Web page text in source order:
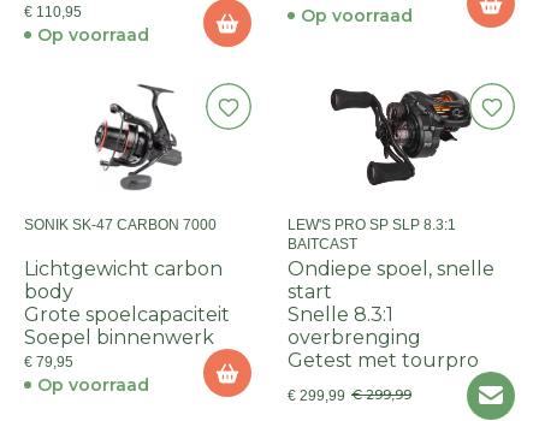
€ 110,95
Op voorraad
Op voorraad
SONIK SK-47 CARBON 7000
Lichtgewicht carbon
body
Grote spoelcapaciteit
Soepel binnenwerk
€ 79,95
Op voorraad
LEW'S PRO SP SLP 8.3:1
BAITCAST
Ondiepe spoel, snelle
start
Snelle 8.3:1
overbrenging
Getest met tourpro
€ 299,99 € 299,99